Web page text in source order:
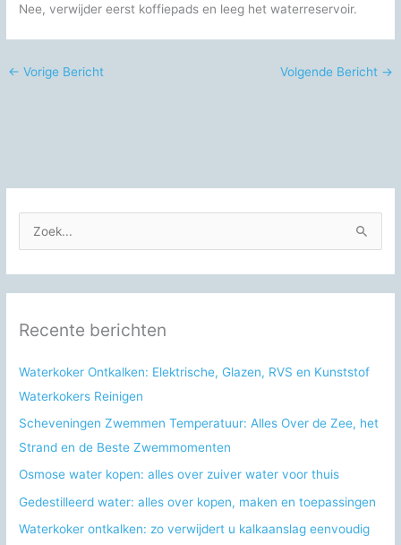
Nee, verwijder eerst koffiepads en leeg het waterreservoir.
← Vorige Bericht Volgende Bericht →
o
e
k
a
r
:
Recente berichten
Waterkoker Ontkalken: Elektrische, Glazen, RVS en Kunststof
Waterkokers Reinigen
Scheveningen Zwemmen Temperatuur: Alles Over de Zee, het
Strand en de Beste Zwemmomenten
Osmose water kopen: alles over zuiver water voor thuis
Gedestilleerd water: alles over kopen, maken en toepassingen
Waterkoker ontkalken: zo verwijdert u kalkaanslag eenvoudig